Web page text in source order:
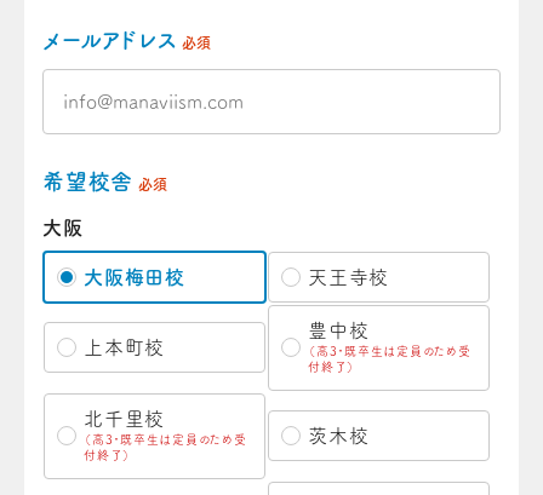
メールアドレス 必須
希望校舎 必須
大阪
大阪梅田校 天王寺校
上本町校
豊中校
（高3・既卒生は定員のため受
付終了）
北千里校
（高3・既卒生は定員のため受
付終了）
茨木校